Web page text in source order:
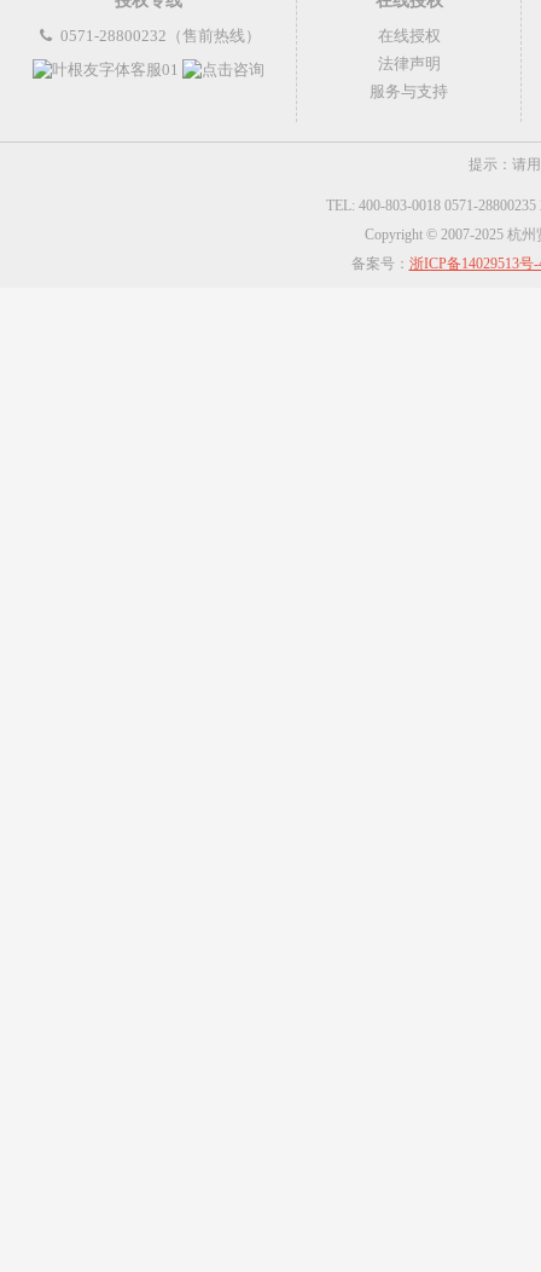
0571-28800232（售前热线）
在线授权
法律声明
服务与支持
提示：请
TEL: 400-803-0018 0571-
Copyright © 2007-2025 杭
备案号： 浙ICP备14029513号-